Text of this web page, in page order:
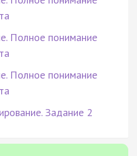
Полное понимание
Полное понимание
Задание 2